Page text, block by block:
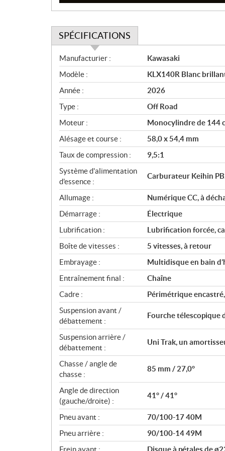
SPÉCIFICATIONS
S
p
é
c
i
f
i
c
a
t
i
o
n
s
Manufacturier :
Kawasaki
Modèle :
KLX140R Blanc
Année :
2026
Type :
Off Road
Moteur :
Monocylindre de 144
Alésage et course :
58,0 x 54,4 mm
Taux de compression :
9,5:1
Système d'alimentation
d'essence :
Carburateur Keihin
Allumage :
Numérique CC, à
Démarrage :
Électrique
Lubrification :
Lubrification forcée,
Boîte de vitesses :
5 vitesses, à retour
Embrayage :
Multidisque en bain
Entraînement final :
Chaîne
Cadre :
Périmétrique
Suspension avant /
débattement :
Fourche télescopique
Suspension arrière /
débattement :
Uni Trak, un
Chasse / angle de
chasse :
85 mm / 27,0°
Angle de direction
(gauche/droite) :
41° / 41°
Pneu avant :
70/100-17 40M
Pneu arrière :
90/100-14 49M
Frein avant :
Disque à pétales de